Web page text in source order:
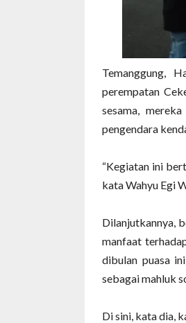
Temanggung,
perempatan
sesama,
pengendara
“Kegiatan ini
kata Wahyu Egi
Dilanjutkannya,
manfaat
dibulan puasa
sebagai mahluk
Di sini, kata dia,